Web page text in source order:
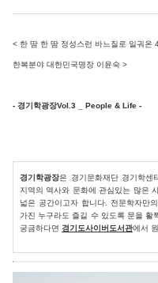
< 한 땀 한 땀 정성스런 바느질로 일궈온
한복분야 대한민국명장 이윤숙 >
- 경기학광장Vol.3 _ People & Life -
경기학광장은 경기문화재단 경기학센
지역의 역사와 문화에 관심있는 많은
넓은 공간이고자 합니다. 전문학자만
가진 누구라도 즐길 수 있도록 문을 활
궁금하다면 경기도사이버도서관에서